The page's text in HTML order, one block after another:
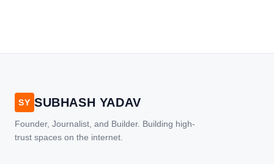
SY SUBHASH YADAV
Founder, Journalist, and Builder. Building high-
trust spaces on the internet.